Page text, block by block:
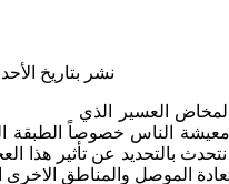
نشر بتاريخ الأحد, 01 شباط/فبراير 2015
تعاني من عجز يصل الى 20% تقريباً، والمخاض العسير الذي
الناس خصوصاً الطبقة
بالتحديد عن تأثير هذا